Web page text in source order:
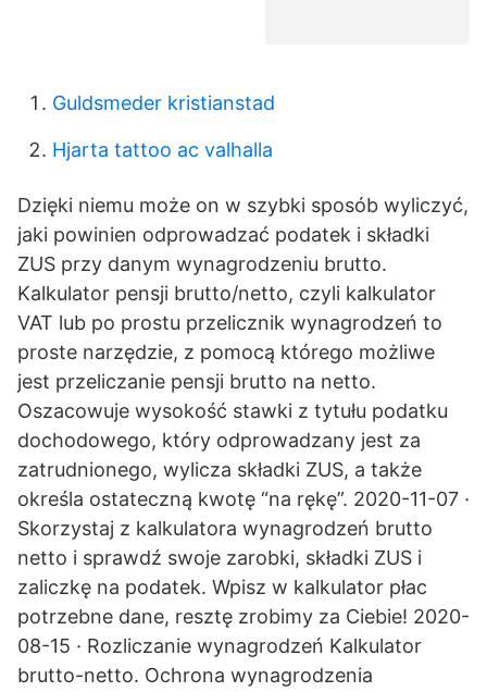
Guldsmeder kristianstad
Hjarta tattoo ac valhalla
Dzięki niemu może on w szybki sposób wyliczyć,
jaki powinien odprowadzać podatek i składki
ZUS przy danym wynagrodzeniu brutto.
Kalkulator pensji brutto/netto, czyli kalkulator
VAT lub po prostu przelicznik wynagrodzeń to
proste narzędzie, z pomocą którego możliwe
jest przeliczanie pensji brutto na netto.
Oszacowuje wysokość stawki z tytułu podatku
dochodowego, który odprowadzany jest za
zatrudnionego, wylicza składki ZUS, a także
określa ostateczną kwotę “na rękę”. 2020-11-07 ·
Skorzystaj z kalkulatora wynagrodzeń brutto
netto i sprawdź swoje zarobki, składki ZUS i
zaliczkę na podatek. Wpisz w kalkulator płac
potrzebne dane, resztę zrobimy za Ciebie! 2020-
08-15 · Rozliczanie wynagrodzeń Kalkulator
brutto-netto. Ochrona wynagrodzenia